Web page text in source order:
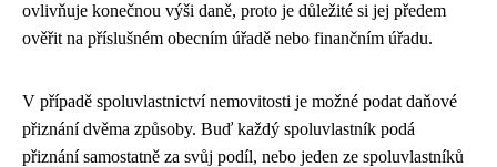
ovlivňuje konečnou výši daně, proto je důležité si jej předem
ověřit na příslušném obecním úřadě nebo finančním úřadu.
V případě spoluvlastnictví nemovitosti je možné podat daňové
přiznání dvěma způsoby. Buď každý spoluvlastník podá
přiznání samostatně za svůj podíl, nebo jeden ze spoluvlastníků